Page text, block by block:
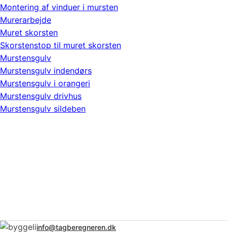
Montering af vinduer i mursten
Murerarbejde
Muret skorsten
Skorstenstop til muret skorsten
Murstensgulv
Murstensgulv indendørs
Murstensgulv i orangeri
Murstensgulv drivhus
Murstensgulv sildeben
info@tagberegneren.dk